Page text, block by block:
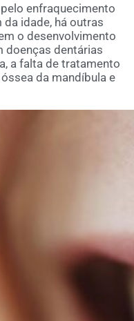
enfraquecimento
idade, há outras
o desenvolvimento
doenças dentárias
a falta de tratamento
da mandíbula e